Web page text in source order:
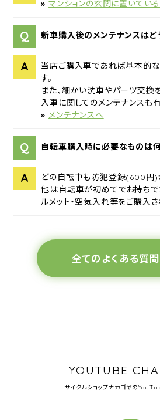
» マンションの玄関に置いてい
Q 新車購入後のメンテナンスはど
A
当店ご購入車であれば基本的
す。
また、細かい洗車やパーツ交換
入車に関してのメンテナンスも
» メンテナンスへ
Q 自転車購入時に必要なものは
A
どの自転車も防犯登録(600円)
他は自転車が初めてでお持ちで
ルメット・空気入れ等をご購入
全てのよくある質
YOUTUBE
サイクルショップナカゴヤの